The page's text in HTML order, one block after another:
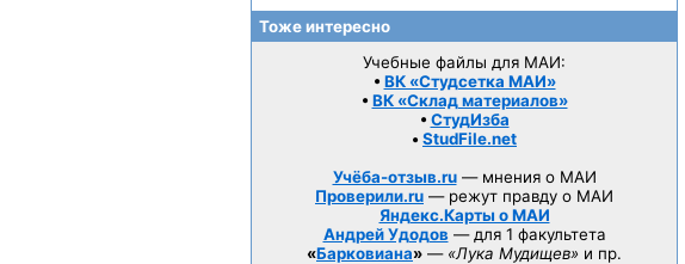
Тоже интересно
Учебные файлы для МАИ:
• ВК «Студсетка МАИ»
• ВК «Склад материалов»
• СтудИзба
• StudFile.net
Учёба-отзыв.ru— мнения о МАИ
Проверили.ru — режут правду о МАИ
Яндекс.Карты о МАИ
Андрей Удодов — для 1 факультета
«Барковиана» — «Лука Мудищев» и пр.